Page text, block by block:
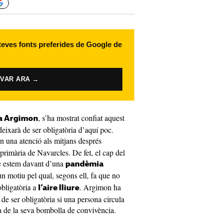
fonts preferides de Google de
ARA →
Argimon, s’ha mostrat confiat aquest
de ser obligatòria d’aquí poc.
una atenció als mitjans després
de Navarcles. De fet, el cap del
davant d’una pandèmia
motiu pel qual, segons ell, fa que no
a
l’aire lliure. Argimon ha
ser obligatòria si una persona circula
la seva bombolla de convivència.